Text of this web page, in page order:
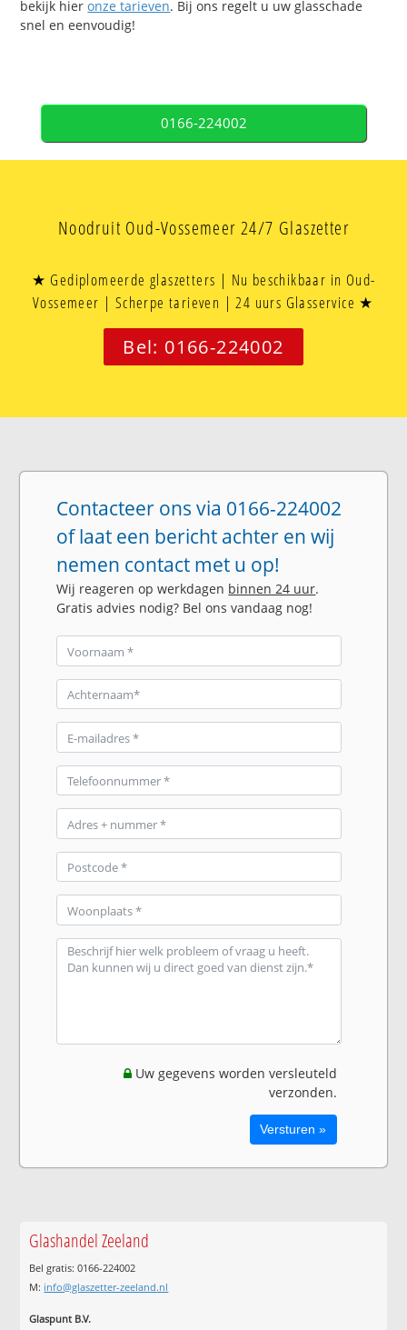
bekijk hieronze tarieven. Bij ons regelt u uw glasschade
snel en eenvoudig!
0166-224002
Noodruit Oud-Vossemeer 24/7 Glaszetter
★ Gediplomeerde glaszetters | Nu beschikbaar in Oud-
Vossemeer | Scherpe tarieven | 24 uurs Glasservice ★
Bel: 0166-224002
Contacteer ons via 0166-224002
of laat een bericht achter en wij
nemen contact met u op!
Wij reageren op werkdagen binnen 24 uur.
Gratis advies nodig? Bel ons vandaag nog!
Uw gegevens worden versleuteld
verzonden.
Glashandel Zeeland
Bel gratis: 0166-224002
M: info@glaszetter-zeeland.nl
Glaspunt B.V.